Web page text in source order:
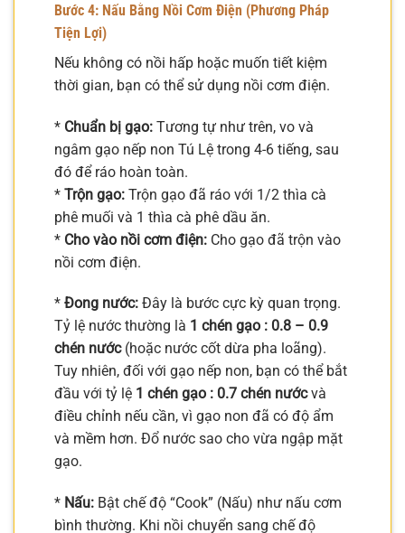
Bước 4: Nấu Bằng Nồi Cơm Điện (Phương Pháp
Tiện Lợi)
Nếu không có nồi hấp hoặc muốn tiết kiệm
thời gian, bạn có thể sử dụng nồi cơm điện.
* Chuẩn bị gạo: Tương tự như trên, vo và
ngâm gạo nếp non Tú Lệ trong 4-6 tiếng, sau
đó để ráo hoàn toàn.
* Trộn gạo: Trộn gạo đã ráo với 1/2 thìa cà
phê muối và 1 thìa cà phê dầu ăn.
* Cho vào nồi cơm điện: Cho gạo đã trộn vào
nồi cơm điện.
* Đong nước: Đây là bước cực kỳ quan trọng.
Tỷ lệ nước thường là 1 chén gạo : 0.8 – 0.9
chén nước(hoặc nước cốt dừa pha loãng).
Tuy nhiên, đối với gạo nếp non, bạn có thể bắt
đầu với tỷ lệ 1 chén gạo : 0.7 chén nướcvà
điều chỉnh nếu cần, vì gạo non đã có độ ẩm
và mềm hơn. Đổ nước sao cho vừa ngập mặt
gạo.
* Nấu: Bật chế độ “Cook” (Nấu) như nấu cơm
bình thường. Khi nồi chuyển sang chế độ